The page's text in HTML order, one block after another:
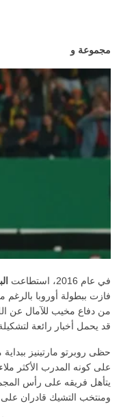
مجموعة و
في عام 2016، استطاعت
فازت ببطولة أوروبا
من دفاع مخيب للآمال عن
قد يحمل أخبار رائعة
حظى روبرتو مارتينيز
على كونه المدرب الأكثر
يتأهل فريقه على رأس
ومنتخب التشيك قادران على